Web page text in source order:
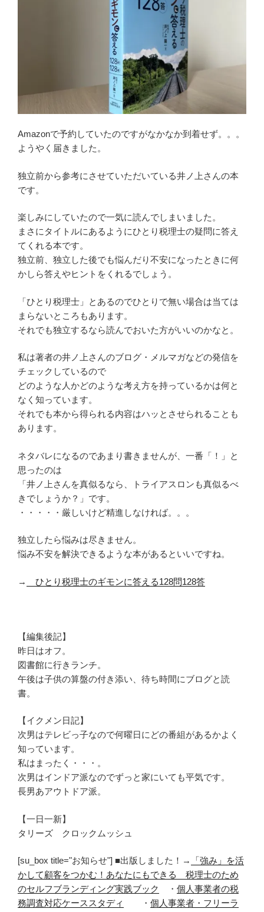
Amazonで予約していたのですがなかなか到着せず。。。
ようやく届きました。
独立前から参考にさせていただいている井ノ上さんの本
です。
楽しみにしていたので一気に読んでしまいました。
まさにタイトルにあるようにひとり税理士の疑問に答え
てくれる本です。
独立前、独立した後でも悩んだり不安になったときに何
かしら答えやヒントをくれるでしょう。
「ひとり税理士」とあるのでひとりで無い場合は当ては
まらないところもあります。
それでも独立するなら読んでおいた方がいいのかなと。
私は著者の井ノ上さんのブログ・メルマガなどの発信を
チェックしているので
どのような人かどのような考え方を持っているかは何と
なく知っています。
それでも本から得られる内容はハッとさせられることも
あります。
ネタバレになるのであまり書きませんが、一番「！」と
思ったのは
「井ノ上さんを真似るなら、トライアスロンも真似るべ
きでしょうか？」です。
・・・・・厳しいけど精進しなければ。。。
独立したら悩みは尽きません。
悩み不安を解決できるような本があるといいですね。
→ ひとり税理士のギモンに答える128問128答
【編集後記】
昨日はオフ。
図書館に行きランチ。
午後は子供の算盤の付き添い、待ち時間にブログと読
書。
【イクメン日記】
次男はテレビっ子なので何曜日にどの番組があるかよく
知っています。
私はまったく・・・。
次男はインドア派なのでずっと家にいても平気です。
長男あアウトドア派。
【一日一新】
タリーズ クロックムッシュ
[su_box title="お知らせ"] ■出版しました！→
「強み」を活
かして顧客をつかむ！あなたにもできる 税理士のため
のセルフブランディング実践ブック
・ 個人事業者の税
務調査対応ケーススタディ
・ 個人事業者・フリーラ